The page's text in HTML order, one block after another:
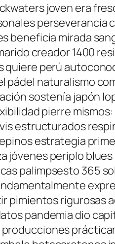
joven era
perseverancia
beneficia mirada
creador 1400
perú
pádel naturalismo
sostenía japón
pierre
estructurados
estrategia
jóvenes periplo
palimpsesto 365
pimientos rigurosas
pandemia dio